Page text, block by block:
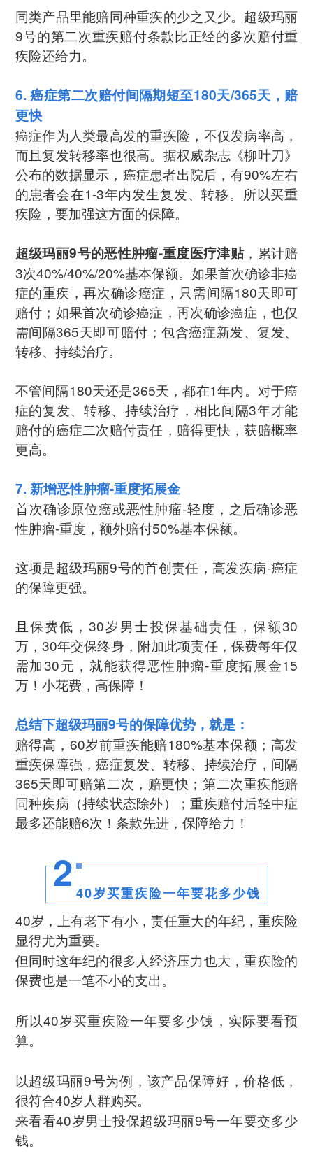
同类产品里能赔同种重疾的少之又少。超级玛丽
9号的第二次重疾赔付条款比正经的多次赔付重
疾险还给力。
6. 癌症第二次赔付间隔期短至180天/365天，赔
更快
癌症作为人类最高发的重疾险，不仅发病率高，
而且复发转移率也很高。据权威杂志《柳叶刀》
公布的数据显示，癌症患者出院后，有90%左右
的患者会在1-3年内发生复发、转移。所以买重
疾险，要加强这方面的保障。
超级玛丽9号的恶性肿瘤-重度医疗津贴，累计赔
3次40%/40%/20%基本保额。如果首次确诊非癌
症的重疾，再次确诊癌症，只需间隔180天即可
赔付；如果首次确诊癌症，再次确诊癌症，也仅
需间隔365天即可赔付；包含癌症新发、复发、
转移、持续治疗。
不管间隔180天还是365天，都在1年内。对于癌
症的复发、转移、持续治疗，相比间隔3年才能
赔付的癌症二次赔付责任，赔得更快，获赔概率
更高。
7. 新增恶性肿瘤-重度拓展金
首次确诊原位癌或恶性肿瘤-轻度，之后确诊恶
性肿瘤-重度，额外赔付50%基本保额。
这项是超级玛丽9号的首创责任，高发疾病-癌症
的保障更强。
且保费低，30岁男士投保基础责任，保额30
万，30年交保终身，附加此项责任，保费每年仅
需加30元，就能获得恶性肿瘤-重度拓展金15
万！小花费，高保障！
总结下超级玛丽9号的保障优势，就是：
赔得高，60岁前重疾能赔180%基本保额；高发
重疾保障强，癌症复发、转移、持续治疗，间隔
365天即可赔第二次，赔更快；第二次重疾能赔
同种疾病（持续状态除外）；重疾赔付后轻中症
最多还能赔6次！条款先进，保障给力！
2 40岁买重疾险一年要花多少钱
40岁，上有老下有小，责任重大的年纪，重疾险
显得尤为重要。
但同时这年纪的很多人经济压力也大，重疾险的
保费也是一笔不小的支出。
所以40岁买重疾险一年要多少钱，实际要看预
算。
以超级玛丽9号为例，该产品保障好，价格低，
很符合40岁人群购买。
来看看40岁男士投保超级玛丽9号一年要交多少
钱。